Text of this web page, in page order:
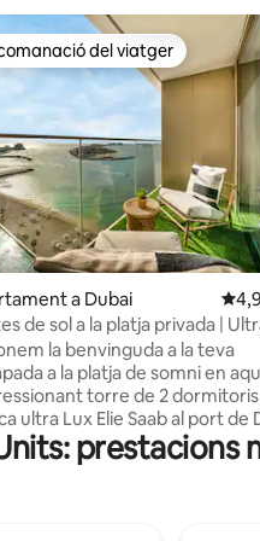
d'un total de 5; 118
del viatger
del viatger
a Dubai
de sol a la platja privada |
2BR Luxury
la benvinguda a la teva
a la platja de somni en
torre de 2 dormitoris
ultra Lux Elie Saab al port de
amb vistes panoràmiques
Jumeirah veient passar
prestacions